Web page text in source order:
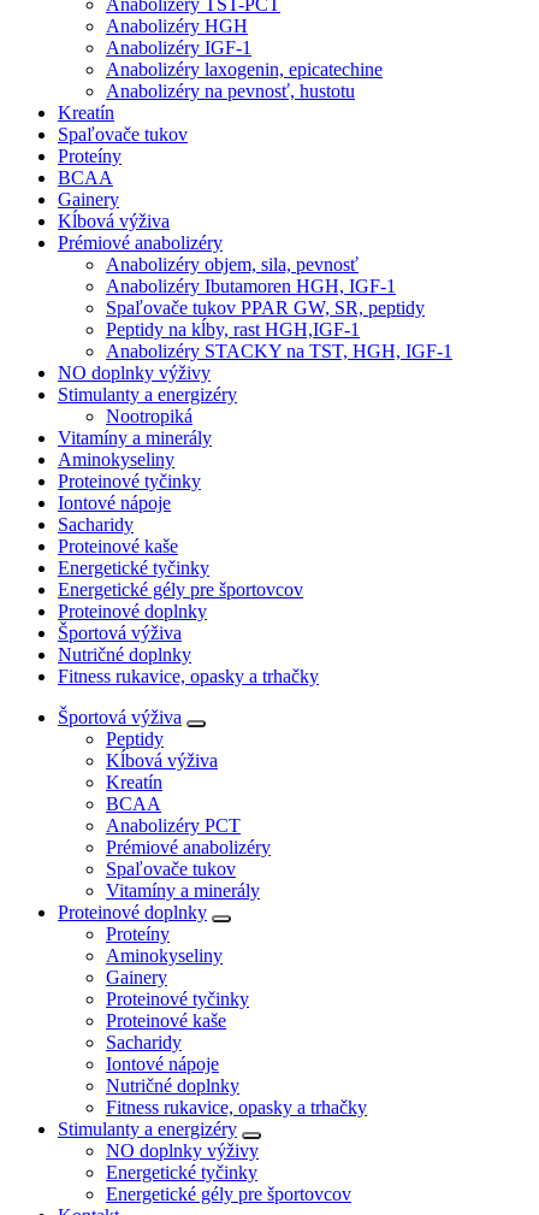
Anabolizéry HGH
Anabolizéry IGF-1
Anabolizéry laxogenin, epicatechine
Anabolizéry na pevnosť, hustotu
Kreatín
Spaľovače tukov
Proteíny
BCAA
Gainery
Kĺbová výživa
Prémiové anabolizéry
Anabolizéry objem, sila, pevnosť
Anabolizéry Ibutamoren HGH, IGF-1
Spaľovače tukov PPAR GW, SR, peptidy
Peptidy na kĺby, rast HGH,IGF-1
Anabolizéry STACKY na TST, HGH, IGF-1
NO doplnky výživy
Stimulanty a energizéry
Nootropiká
Vitamíny a minerály
Aminokyseliny
Proteinové tyčinky
Iontové nápoje
Sacharidy
Proteinové kaše
Energetické tyčinky
Energetické gély pre športovcov
Proteinové doplnky
Športová výživa
Nutričné doplnky
Fitness rukavice, opasky a trhačky
Športová výživa
Peptidy
Kĺbová výživa
Kreatín
BCAA
Anabolizéry PCT
Prémiové anabolizéry
Spaľovače tukov
Vitamíny a minerály
Proteinové doplnky
Proteíny
Aminokyseliny
Gainery
Proteinové tyčinky
Proteinové kaše
Sacharidy
Iontové nápoje
Nutričné doplnky
Fitness rukavice, opasky a trhačky
Stimulanty a energizéry
NO doplnky výživy
Energetické tyčinky
Energetické gély pre športovcov